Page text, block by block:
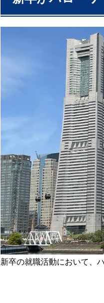
新卒の就職活動において、